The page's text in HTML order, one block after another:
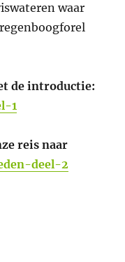
waar
de introductie:
1
reis naar
deel-2